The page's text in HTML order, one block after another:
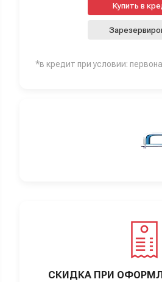
Купить
*в кредит при условии:
СКИДКА ПРИ